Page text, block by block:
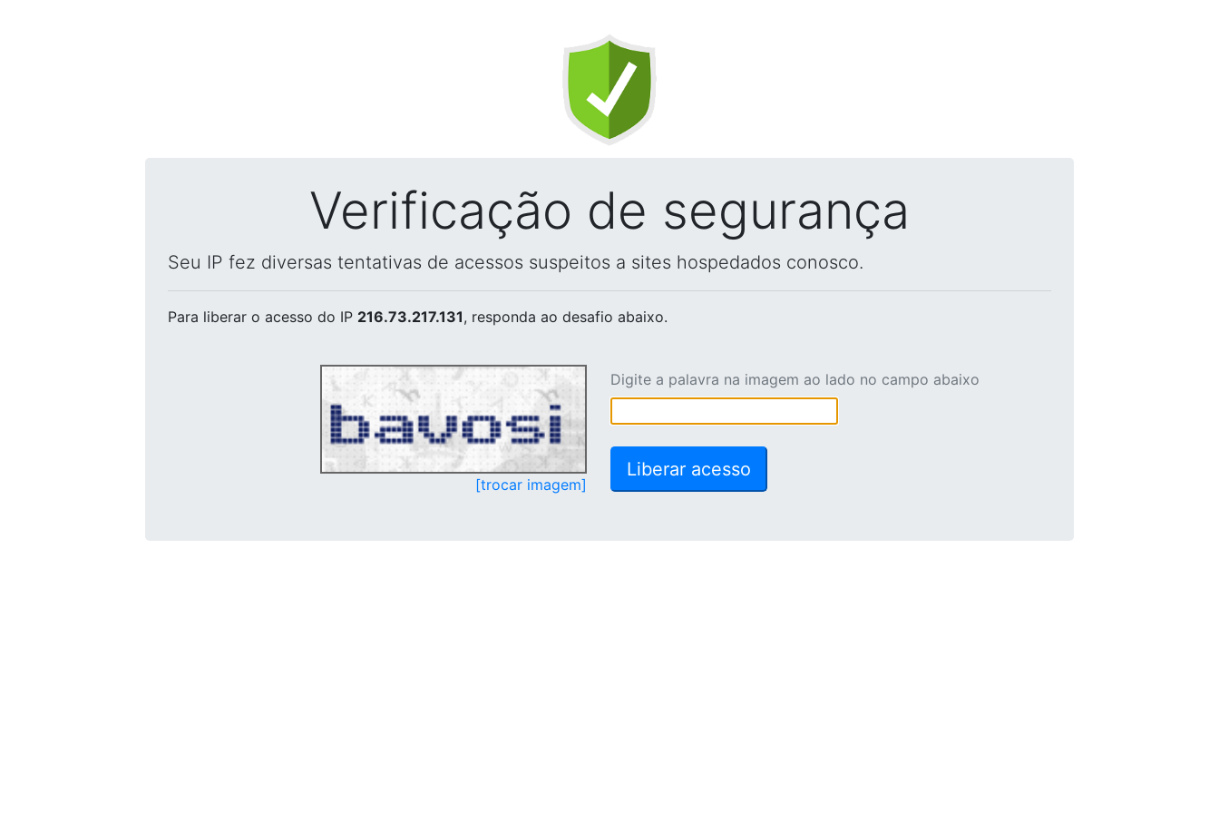
Verificação de segurança
Seu IP fez diversas tentativas de acessos suspeitos a sites hospedados conosco.
Para liberar o acesso do IP 216.73.217.131, responda ao desafio abaixo.
[trocar imagem]
Digite a palavra na imagem ao lado no campo abaixo